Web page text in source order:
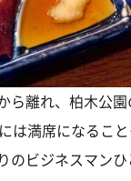
ら離れ、柏木公
は満席になるこ
のビジネスマン